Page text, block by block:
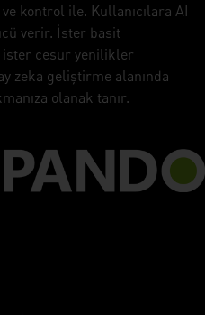
kontrol ile. Kullanıcılara AI
verir. İster basit
cesur yenilikler
zeka geliştirme alanında
olanak tanır.